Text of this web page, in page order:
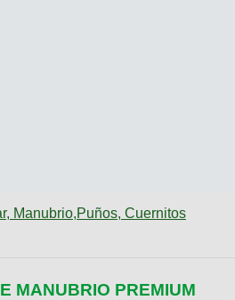
Manubrio,Puños, Cuernitos
MANUBRIO PREMIUM